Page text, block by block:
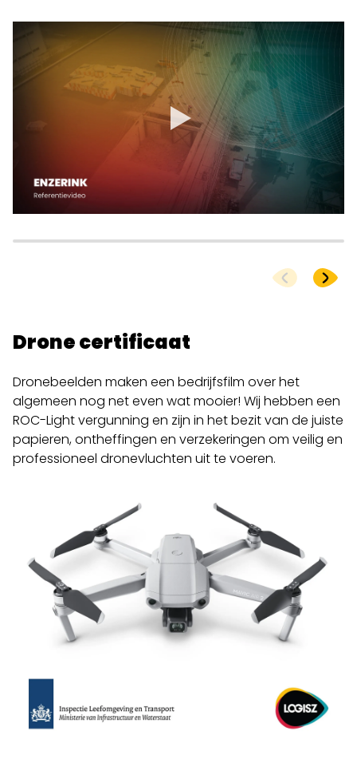
Drone certificaat
Dronebeelden maken een bedrijfsfilm over het
algemeen nog net even wat mooier! Wij hebben een
ROC-Light vergunning en zijn in het bezit van de juiste
papieren, ontheffingen en verzekeringen om veilig en
professioneel dronevluchten uit te voeren.